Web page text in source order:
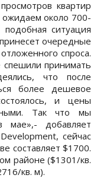
квартир
ожидаем около 700-
ситуация
очередные
спроса.
спешили принимать
что после
более дешевое
и цены
Так что мы
добавляет
сейчас
составляет $1700.
районе ($1301/кв.
кв. м).